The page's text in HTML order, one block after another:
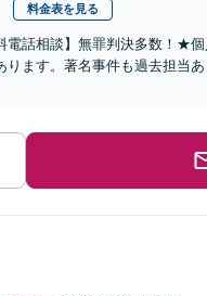
料金表を見る
電話相談】無罪判決多数！★
ます。著名事件も過去担当